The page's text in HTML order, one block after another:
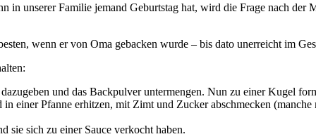
in unserer Familie jemand Geburtstag hat, wird die Frage nach der
wenn er von Oma gebacken wurde – bis dato unerreicht im
und das Backpulver untermengen. Nun zu einer Kugel
einer Pfanne erhitzen, mit Zimt und Zucker abschmecken (manche
sich zu einer Sauce verkocht haben.